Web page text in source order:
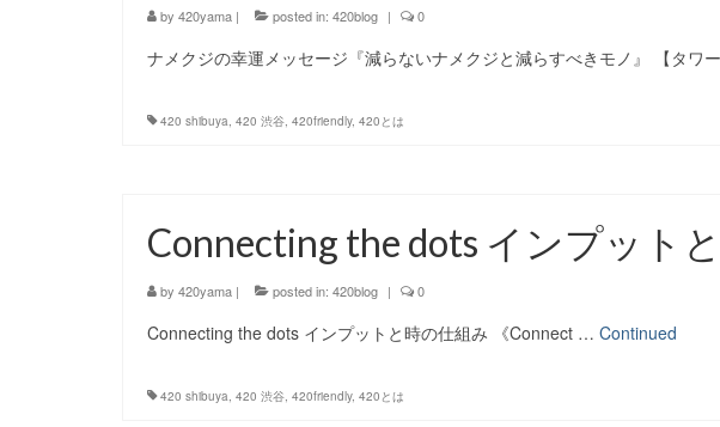
by 420yama | posted in: 420blog | 0
ナメクジの幸運メッセージ『減らないナメクジと減らすべきモノ』 【タワ
420 shibuya, 420 渋谷, 420friendly, 420とは
Connecting the dots インプット
by 420yama | posted in: 420blog | 0
Connecting the dots インプットと時の仕組み 《Connect … Continued
420 shibuya, 420 渋谷, 420friendly, 420とは